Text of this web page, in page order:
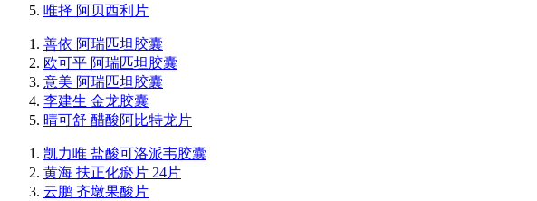
唯择 阿贝西利片
善依 阿瑞匹坦胶囊
欧可平 阿瑞匹坦胶囊
意美 阿瑞匹坦胶囊
李建生 金龙胶囊
晴可舒 醋酸阿比特龙片
凯力唯 盐酸可洛派韦胶囊
黄海 扶正化瘀片 24片
云鹏 齐墩果酸片